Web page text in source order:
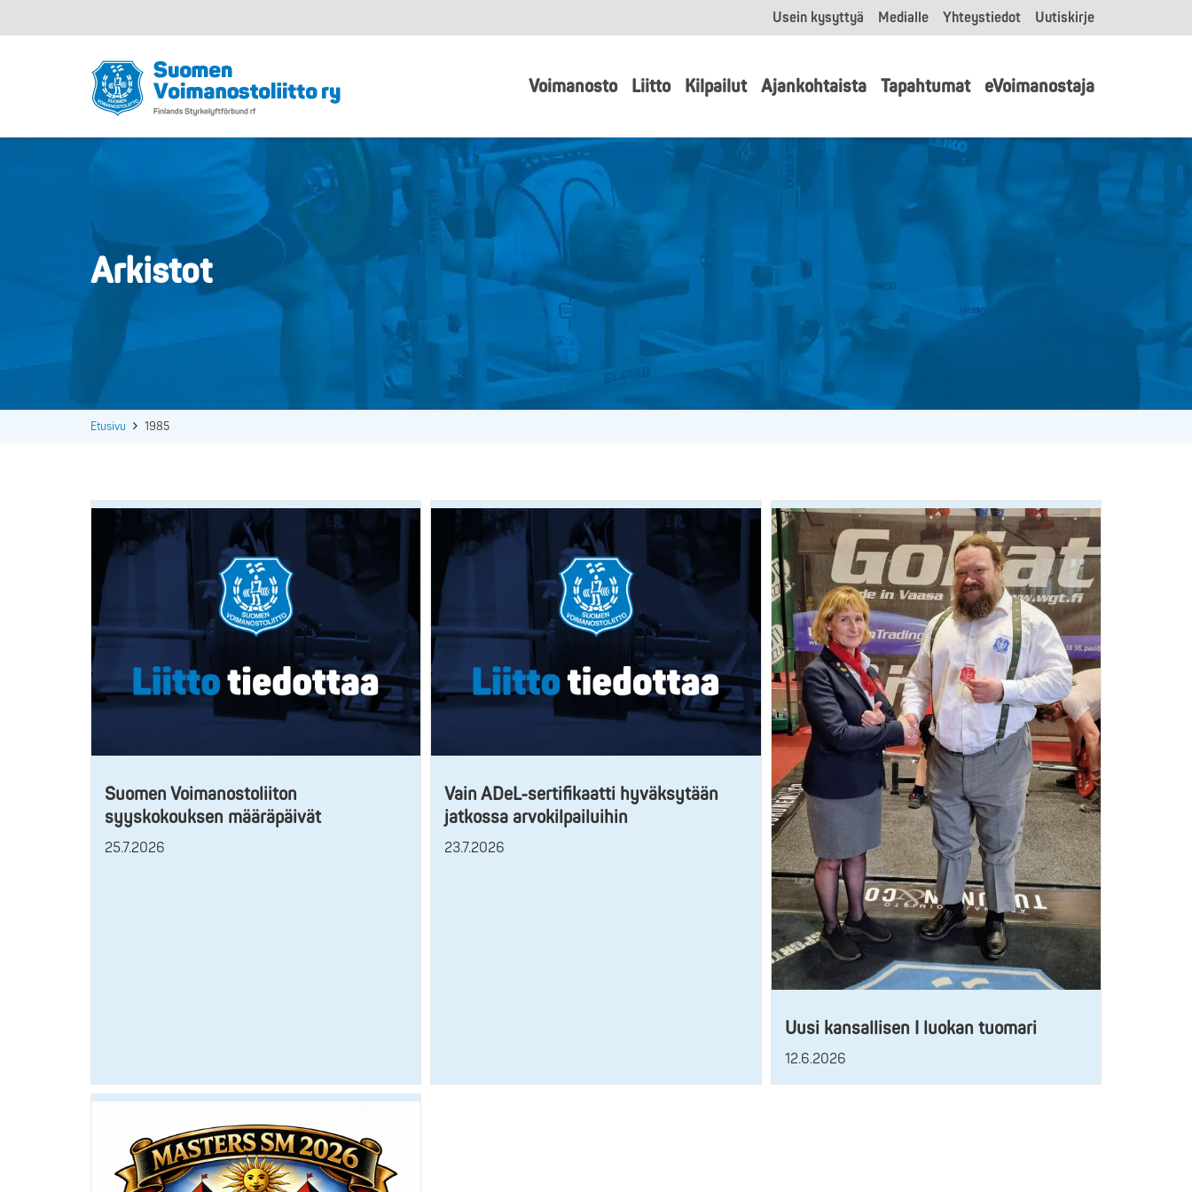
Usein kysyttyä Medialle Yhteystiedot Uutiskirje
Voimanosto Liitto Kilpailut Ajankohtaista Tapahtumat eVoimanostaja
Arkistot
Etusivu 1985
Suomen Voimanostoliiton
syyskokouksen määräpäivät
25.7.2026
Vain ADeL-sertifikaatti hyväksytään
jatkossa arvokilpailuihin
23.7.2026
Uusi kansallisen I luokan tuomari
12.6.2026